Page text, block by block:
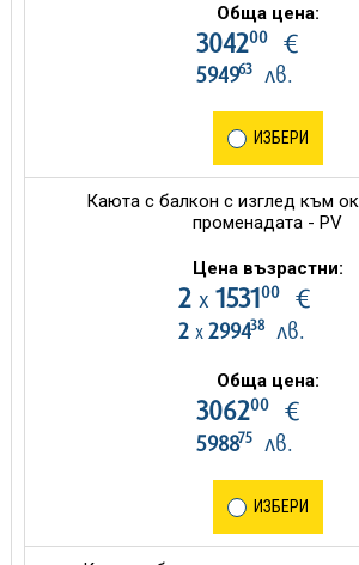
Обща цена:
304200€
594963лв.
ИЗБЕРИ
Каюта с балкон с изглед към
променадата - PV
Цена възрастни:
2 х 153100€
2 х 299438лв.
Обща цена:
306200€
598875лв.
ИЗБЕРИ